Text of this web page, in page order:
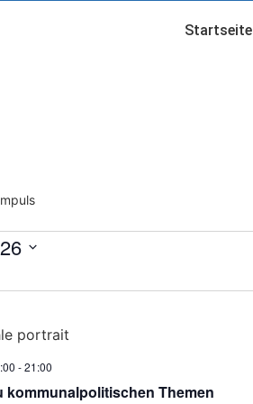
Startseite
kommunalpolitischen Themen
-21:00